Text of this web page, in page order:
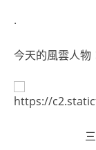
.
今天的風雲人物